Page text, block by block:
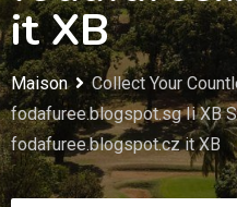
it XB
Maison
Collect Your
fodafuree.blogspot.sg Ii XB
fodafuree.blogspot.cz it XB